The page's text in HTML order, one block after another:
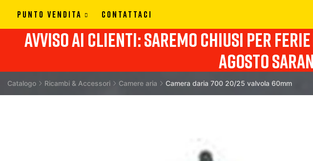
PUNTO VENDITA CONTATTACI
Avviso ai clienti: Saremo chiusi per
agosto
Catalogo Ricambi & Accessori Camere aria Camera daria 700 20/25 valvola 60mm